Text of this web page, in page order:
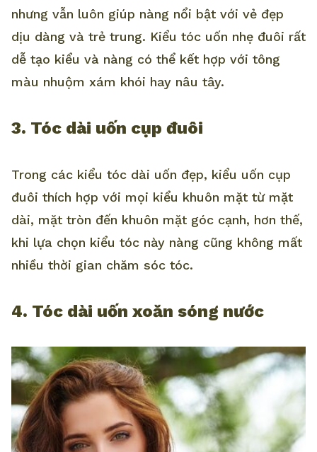
nhưng vẫn luôn giúp nàng nổi bật với vẻ đẹp
dịu dàng và trẻ trung. Kiểu tóc uốn nhẹ đuôi rất
dễ tạo kiểu và nàng có thể kết hợp với tông
màu nhuộm xám khói hay nâu tây.
3. Tóc dài uốn cụp đuôi
Trong các kiểu tóc dài uốn đẹp, kiểu uốn cụp
đuôi thích hợp với mọi kiểu khuôn mặt từ mặt
dài, mặt tròn đến khuôn mặt góc cạnh, hơn thế,
khi lựa chọn kiểu tóc này nàng cũng không mất
nhiều thời gian chăm sóc tóc.
4. Tóc dài uốn xoăn sóng nước